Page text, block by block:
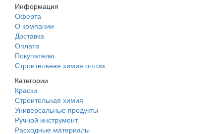
Информация
Оферта
О компании
Доставка
Оплата
Покупателю
Строительная химия оптом
Категории
Краски
Строительная химия
Универсальные продукты
Ручной инструмент
Расходные материалы